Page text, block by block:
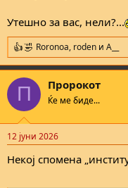
Утешно за вас, нели?...
R
e
a
c
i
s
Roronoa, roden и A__
П Пророкот
Ќе ме биде...
12 јуни 2026
Некој спомена